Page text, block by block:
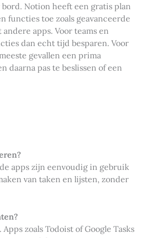
Notion heeft een gratis plan
functies toe zoals geavanceerde
apps. Voor teams en
dan echt tijd besparen. Voor
gevallen een prima
daarna pas te beslissen of een
apps zijn eenvoudig in gebruik
van taken en lijsten, zonder
zoals Todoist of Google Tasks